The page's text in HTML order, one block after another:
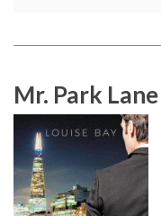
Mr. Park Lane